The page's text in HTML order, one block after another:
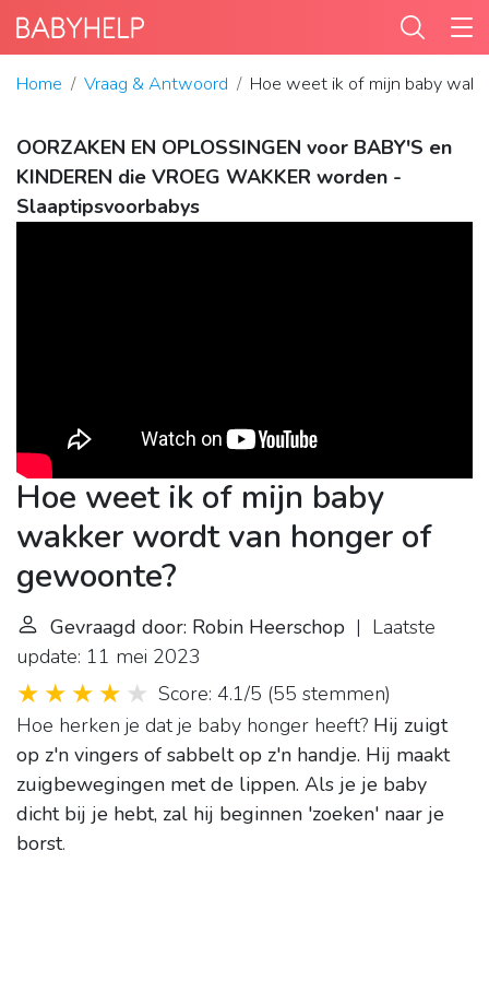
Home Vraag & Antwoord Hoe weet ik of mijn baby
OORZAKEN EN OPLOSSINGEN voor BABY'S en
KINDEREN die VROEG WAKKER worden -
Slaaptipsvoorbabys
Hoe weet ik of mijn baby
wakker wordt van honger of
gewoonte?
Gevraagd door: Robin Heerschop | Laatste
update: 11 mei 2023
Score: 4.1/5 (55 stemmen)
Hoe herken je dat je baby honger heeft? Hij zuigt
op z'n vingers of sabbelt op z'n handje. Hij maakt
zuigbewegingen met de lippen. Als je je baby
dicht bij je hebt, zal hij beginnen 'zoeken' naar je
borst.